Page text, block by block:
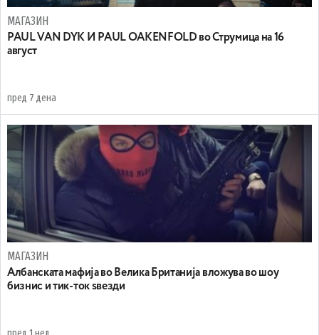
МАГАЗИН
PAUL VAN DYK И PAUL OAKENFOLD во Струмица на 16
август
пред 7 дена
МАГАЗИН
Aлбанската мафија во Велика Британија вложува во шоу
бизнис и тик-ток ѕвезди